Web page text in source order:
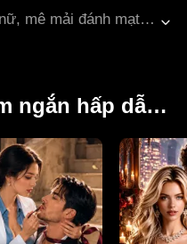
Tình cảm gia đình
Lý Quế Anh trọng nam khinh nữ, mê mải đánh mạt chược. Đúng ngày kỷ niệm cưới của con trai và con dâu, bà vì mải chơi bài mà để cháu gái Khả Khả một mình trong bếp. Khả Khả dùng đồng hồ thông minh gọi cho mẹ là Khương Nguyễn. Trong cuộc gọi video, Khương Nguyễn phát hiện có điều bất thường, nhưng cuộc gọi bị ngắt vì đồng hồ hết pin. Khương Nguyễn liên tục gọi cho mẹ chồng Lý Quế Anh nhưng đầu dây bên kia chỉ toàn tiếng mạt chược ồn ào, không ai nghe máy. Cô hoảng hốt liên lạc với chồng là Trần Lãng, nhưng lúc này anh đang hẹn hò với mối tình đầu, thờ ơ không quan tâm, còn quay sang trách vợ chuyện bé xé ra to và từ chối giao tiếp. Cuối cùng khi Khương Nguyễn tìm được Khả Khả thì con bé đã tử vong vì ngộ độc khí gas quá lâu. Trần Lãng vẫn không chịu tin sự thật, cho đến khi tận mắt nhìn thấy di ảnh của con gái Khả Khả tại nhà tang lễ, anh mới buộc phải đối diện với bi kịch đau lòng do sự thờ ơ và chữ "hiếu" mù quáng gây ra.
Có thêm nhiều phim ngắn hấp dẫn khác dành cho bạn